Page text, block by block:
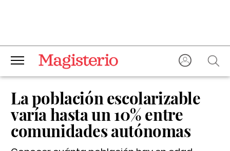
La población escolarizable
varía hasta un 10% entre
comunidades autónomas